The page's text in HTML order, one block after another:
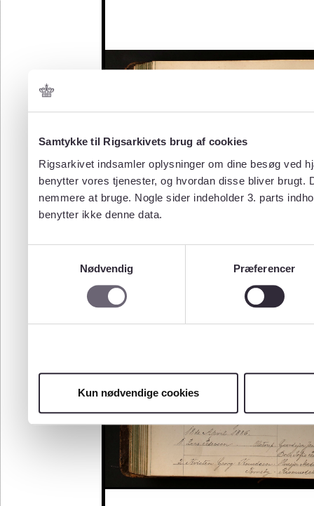
Samtykke til Rigsarkivets brug af cookies
Rigsarkivet indsamler oplysninger om dine besøg ved
benytter vores tjenester, og hvordan disse bliver
nemmere at bruge. Nogle sider indeholder 3. parts
benytter ikke denne data.
Nødvendig
Præferencer
Kun nødvendige cookies